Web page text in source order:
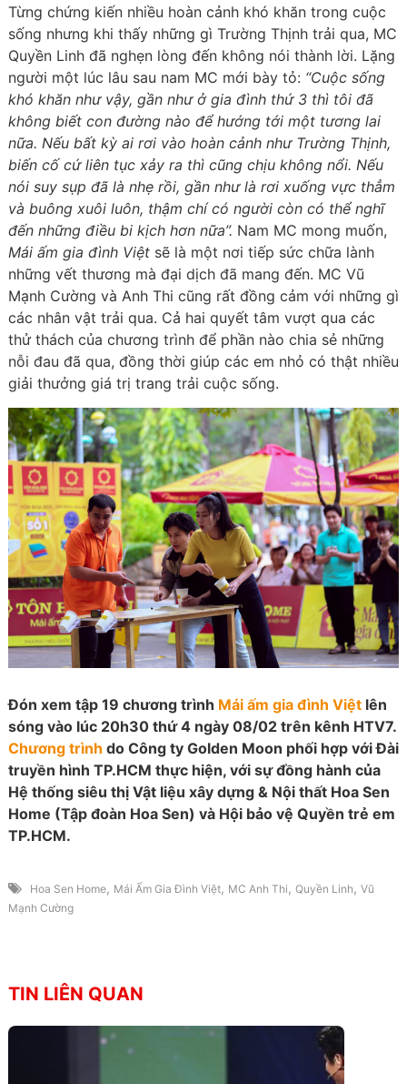
Từng chứng kiến nhiều hoàn cảnh khó khăn trong cuộc
sống nhưng khi thấy những gì Trường Thịnh trải qua, MC
Quyền Linh đã nghẹn lòng đến không nói thành lời. Lặng
người một lúc lâu sau nam MC mới bày tỏ: “Cuộc sống
khó khăn như vậy, gần như ở gia đình thứ 3 thì tôi đã
không biết con đường nào để hướng tới một tương lai
nữa. Nếu bất kỳ ai rơi vào hoàn cảnh như Trường Thịnh,
biến cố cứ liên tục xảy ra thì cũng chịu không nổi. Nếu
nói suy sụp đã là nhẹ rồi, gần như là rơi xuống vực thẳm
và buông xuôi luôn, thậm chí có người còn có thể nghĩ
đến những điều bi kịch hơn nữa”. Nam MC mong muốn,
Mái ấm gia đình Việtsẽ là một nơi tiếp sức chữa lành
những vết thương mà đại dịch đã mang đến. MC Vũ
Mạnh Cường và Anh Thi cũng rất đồng cảm với những gì
các nhân vật trải qua. Cả hai quyết tâm vượt qua các
thử thách của chương trình để phần nào chia sẻ những
nỗi đau đã qua, đồng thời giúp các em nhỏ có thật nhiều
giải thưởng giá trị trang trải cuộc sống.
Đón xem tập 19 chương trình Mái ấm gia đình Việtlên
sóng vào lúc 20h30 thứ 4 ngày 08/02 trên kênh HTV7.
Chương trình do Công ty Golden Moon phối hợp với Đài
truyền hình TP.HCM thực hiện, với sự đồng hành của
Hệ thống siêu thị Vật liệu xây dựng & Nội thất Hoa Sen
Home (Tập đoàn Hoa Sen) và Hội bảo vệ Quyền trẻ em
TP.HCM.
Hoa Sen Home, Mái Ấm Gia Đình Việt, MC Anh Thi , Quyền Linh , Vũ
Mạnh Cường
TIN LIÊN QUAN